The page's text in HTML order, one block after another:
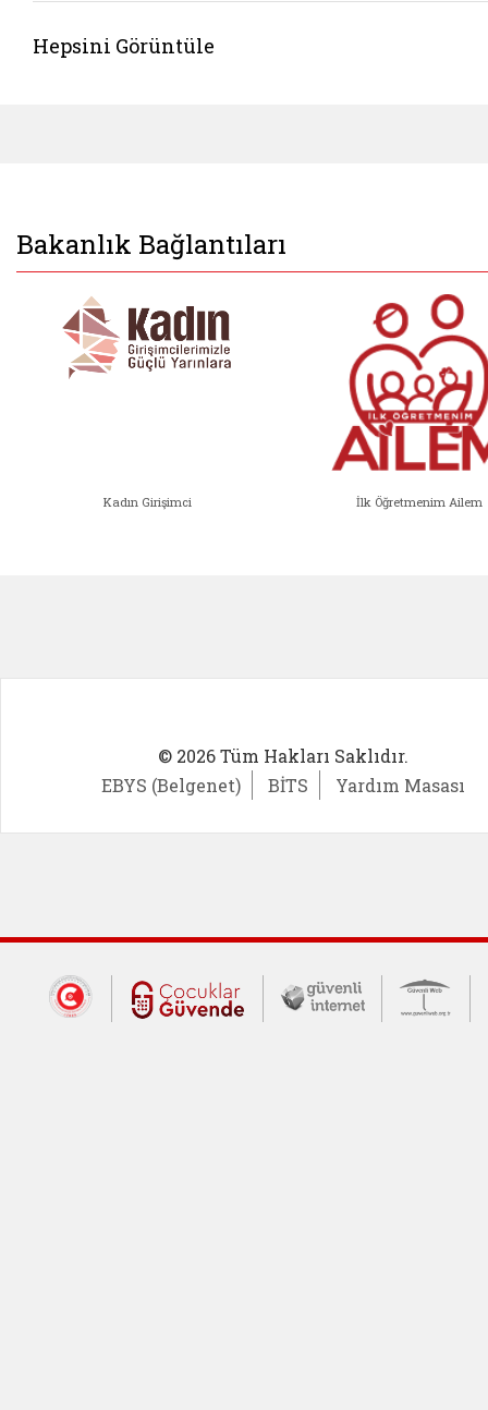
Hepsini Görüntüle
Bakanlık Bağlantıları
Kadın Girişimci İlk Öğretmenim Ailem
© 2026 Tüm Hakları Saklıdır.
EBYS (Belgenet)
BİTS Yardım Masası
Dış Bağlantılar
Cumhurbaşkanlığı İletişim Merkezi
Çocuklar Güvende (yeni
Güvenli